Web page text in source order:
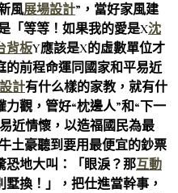
風展場設計”，當好家風建
「等等！如果我的愛是X沈
背板Y應該是X的虛數單位才
的前程命運同國家和平易近
計有什么樣的家教，就有什
觀，管好“枕邊人”和“下一
近情懷，以造福國民為最
土豪聽到要用最便宜的鈔票
恐地大叫：「眼淚？那互動
換！」，把仕進當幹事，